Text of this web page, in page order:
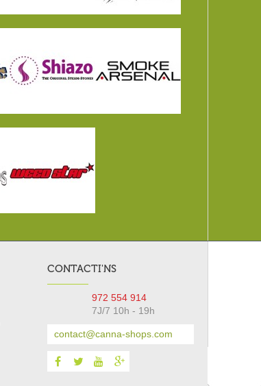
CONTACTI'NS
972 554 914
7J/7 10h - 19h
contact@canna-shops.com